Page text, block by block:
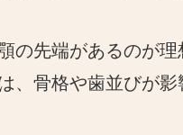
の先端があるのが理
、骨格や歯並びが影